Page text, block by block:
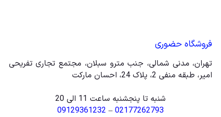
لذت خواهید برد، بلکه از مزایای سلامتی ناشی از نوشیدن
قهوه نیز بهره مند خواهید شد. بنابراین، قهوه را امتحان
فروشگاه حضوری
تهران، مدنی شمالی، جنب مترو سبلان، مجتمع تجاری تفریحی
امیر، طبقه منفی 2، پلاک 24، احسان مارکت
شنبه تا پنجشنبه ساعت 11 الی 20
02177262793
–
09129361232